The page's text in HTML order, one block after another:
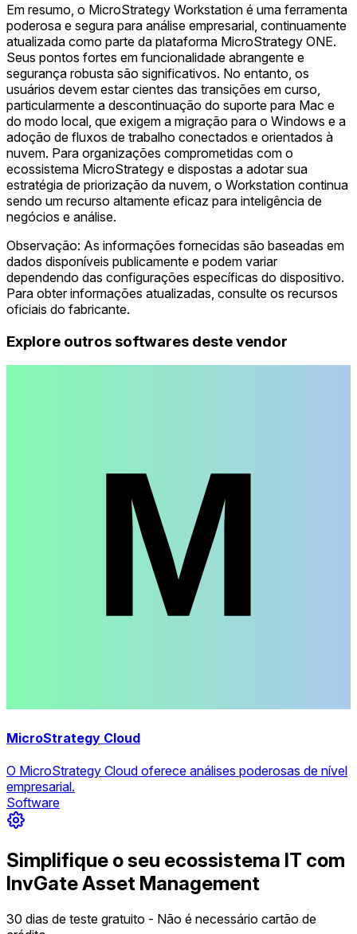
Em resumo, o MicroStrategy Workstation é uma ferramenta
poderosa e segura para análise empresarial, continuamente
atualizada como parte da plataforma MicroStrategy ONE.
Seus pontos fortes em funcionalidade abrangente e
segurança robusta são significativos. No entanto, os
usuários devem estar cientes das transições em curso,
particularmente a descontinuação do suporte para Mac e
do modo local, que exigem a migração para o Windows e a
adoção de fluxos de trabalho conectados e orientados à
nuvem. Para organizações comprometidas com o
ecossistema MicroStrategy e dispostas a adotar sua
estratégia de priorização da nuvem, o Workstation continua
sendo um recurso altamente eficaz para inteligência de
negócios e análise.
Observação: As informações fornecidas são baseadas em
dados disponíveis publicamente e podem variar
dependendo das configurações específicas do dispositivo.
Para obter informações atualizadas, consulte os recursos
oficiais do fabricante.
Explore outros softwares deste vendor
MicroStrategy Cloud
O MicroStrategy Cloud oferece análises poderosas de nível
empresarial.
Software
Simplifique o seu ecossistema IT com
InvGate Asset Management
30 dias de teste gratuito - Não é necessário cartão de